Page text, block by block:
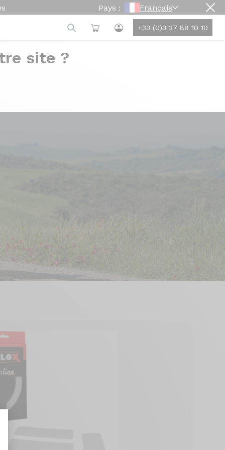
Pays : Français
+33 (0)3 27 88 10 10
site ?